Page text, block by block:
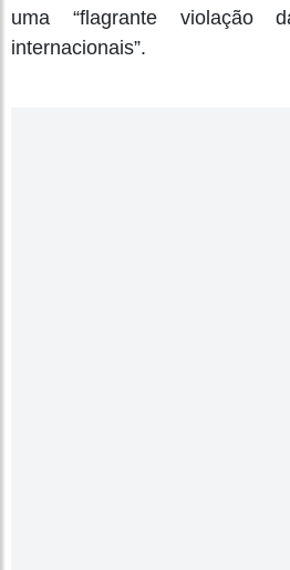
uma “flagrante violação
internacionais”.